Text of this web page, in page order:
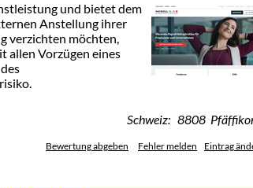
und bietet dem
Anstellung ihrer
verzichten möchten,
allen Vorzügen eines
Schweiz: 8808
Bewertung abgeben Fehler melden Eintrag